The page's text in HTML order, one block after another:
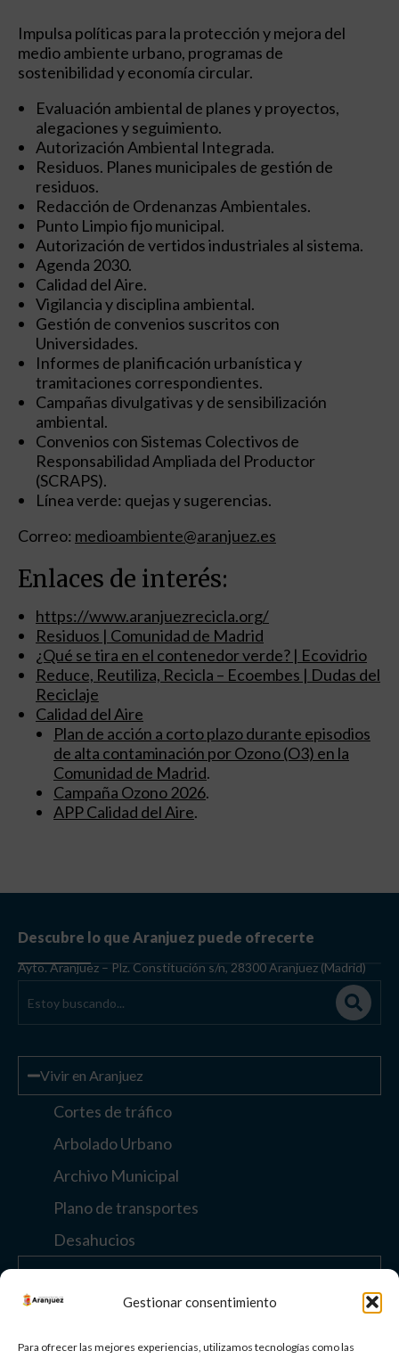
Gestionar consentimiento
Para ofrecer las mejores experiencias, utilizamos tecnologías como las
Impulsa políticas para la protección y mejora del
medio ambiente urbano, programas de
sostenibilidad y economía circular.
Evaluación ambiental de planes y proyectos,
alegaciones y seguimiento.
Autorización Ambiental Integrada.
Residuos. Planes municipales de gestión de
residuos.
Redacción de Ordenanzas Ambientales.
Punto Limpio fijo municipal.
Autorización de vertidos industriales al sistema.
Agenda 2030.
Calidad del Aire.
Vigilancia y disciplina ambiental.
Gestión de convenios suscritos con
Universidades.
Informes de planificación urbanística y
tramitaciones correspondientes.
Campañas divulgativas y de sensibilización
ambiental.
Convenios con Sistemas Colectivos de
Responsabilidad Ampliada del Productor
(SCRAPS).
Línea verde: quejas y sugerencias.
Correo: medioambiente@aranjuez.es
Enlaces de interés:
https://www.aranjuezrecicla.org/
Residuos | Comunidad de Madrid
¿Qué se tira en el contenedor verde? | Ecovidrio
Reduce, Reutiliza, Recicla – Ecoembes | Dudas del
Reciclaje
Calidad del Aire
Plan de acción a corto plazo durante episodios
de alta contaminación por Ozono (O3) en la
Comunidad de Madrid.
Campaña Ozono 2026.
APP Calidad del Aire.
Descubre lo que Aranjuez puede ofrecerte
Ayto. Aranjuez – Plz. Constitución s/n, 28300 Aranjuez (Madrid)
Vivir en Aranjuez
Cortes de tráfico
Arbolado Urbano
Archivo Municipal
Plano de transportes
Desahucios
Enlaces de interés